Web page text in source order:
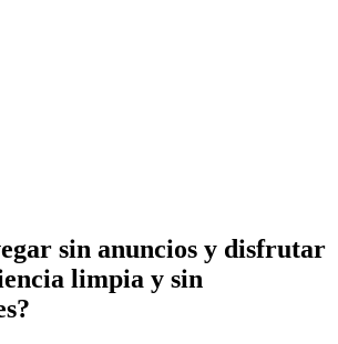
sin anuncios y disfrutar
limpia y sin